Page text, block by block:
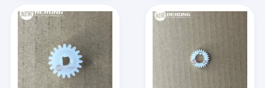
Produkte
Über uns
Werksbesichtigung